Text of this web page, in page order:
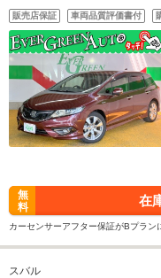
レーキ ハーフレザーシ
Bluetooth アダプティブ
販売店保証 車両品質評価書付
無
料
在
カーセンサーアフター保証がBプラン
スバル